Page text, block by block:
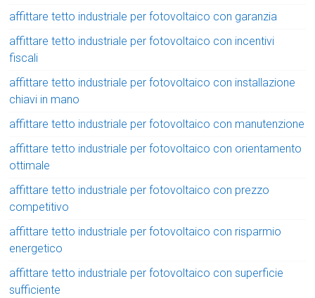
affittare tetto industriale per fotovoltaico con garanzia
affittare tetto industriale per fotovoltaico con incentivi
fiscali
affittare tetto industriale per fotovoltaico con installazione
chiavi in mano
affittare tetto industriale per fotovoltaico con manutenzione
affittare tetto industriale per fotovoltaico con orientamento
ottimale
affittare tetto industriale per fotovoltaico con prezzo
competitivo
affittare tetto industriale per fotovoltaico con risparmio
energetico
affittare tetto industriale per fotovoltaico con superficie
sufficiente